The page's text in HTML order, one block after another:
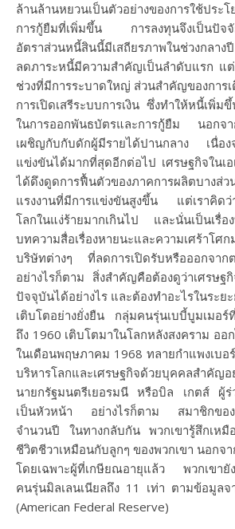
ล้านล้านหยวนเป็นตัวอย่างของการใช้ปร
การกู้ยืมที่เพิ่มขึ้น การลงทุนจึงเป็นปัจจั
อัตราส่วนหนี้สินนี้มีเสถียรภาพในช่วงกลาง
ลดภาระหนี้มีความสำคัญเป็นลำดับแรก แ
ช่วงที่มีการระบาดใหญ่ ส่วนสำคัญของการเ
การเปิดเสรีระบบการเงิน ซึ่งทำให้หนี้เพิ่
ในการออกพันธบัตรและการกู้ยืม นอก
เผชิญกับกับดักผู้มีรายได้ปานกลาง เนื่อง
แข่งขันได้มากที่สุดอีกต่อไป เศรษฐกิจในเอ
ได้ดึงดูดการฟื้นตัวของภาคการผลิตบางส่
แรงงานที่มีการแข่งขันสูงขึ้น แต่เราคิดว่
โลกในแง่ร้ายมากเกินไป และนั่นเป็นเรื่อง
บทความสื่อเรื่องหายนะและความเศร้าโศก
บริษัทต่างๆ ที่ลดการเปิดรับหรือออกจาก
อย่างไรก็ตาม สิ่งสำคัญคือต้องดูว่าเศรษฐ
ปัจจุบันได้อย่างไร และต้องทำอะไรในระย
เติบโตอย่างยั่งยืน กลุ่มคนรุ่นเบบี้บูมเมอร์
ถึง 1960 เติบโตมาในโลกหลังสงคราม ออ
ในเดือนพฤษภาคม 1968 ทลายกำแพงเบ
บริหารโลกและเศรษฐกิจด้วยบุคคลสำคัญอ
นายกรัฐมนตรีเยอรมนี หรือบิล เกตส์ ผู้ร่
เป็นหัวหน้า อย่างไรก็ตาม สมาชิกของ
จำนวนปี ในทางกลับกัน พวกเขารู้สึกเหมื
ชีวิตชีวาเหมือนกับลูกๆ ของพวกเขา นอกจ
โดยเฉพาะผู้ที่เกษียณอายุแล้ว พวกเขายั
คนรุ่นมิลเลนเนียลถึง 11 เท่า ตามข้อมูลจ
(American Federal Reserve)